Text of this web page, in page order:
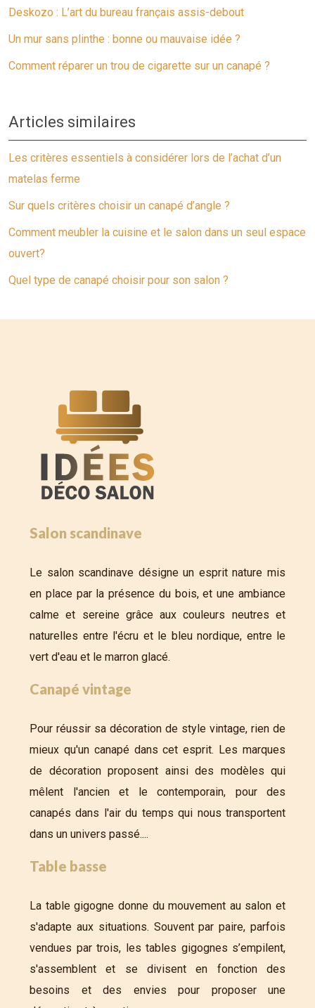
Deskozo : L’art du bureau français assis-debout
Un mur sans plinthe : bonne ou mauvaise idée ?
Comment réparer un trou de cigarette sur un canapé ?
Articles similaires
Les critères essentiels à considérer lors de l’achat d’un
matelas ferme
Sur quels critères choisir un canapé d’angle ?
Comment meubler la cuisine et le salon dans un seul espace
ouvert?
Quel type de canapé choisir pour son salon ?
Salon scandinave
Le salon scandinave désigne un esprit nature mis
en place par la présence du bois, et une ambiance
calme et sereine grâce aux couleurs neutres et
naturelles entre l'écru et le bleu nordique, entre le
vert d'eau et le marron glacé.
Canapé vintage
Pour réussir sa décoration de style vintage, rien de
mieux qu'un canapé dans cet esprit. Les marques
de décoration proposent ainsi des modèles qui
mêlent l'ancien et le contemporain, pour des
canapés dans l'air du temps qui nous transportent
dans un univers passé....
Table basse
La table gigogne donne du mouvement au salon et
s'adapte aux situations. Souvent par paire, parfois
vendues par trois, les tables gigognes s’empilent,
s'assemblent et se divisent en fonction des
besoins et des envies pour proposer une